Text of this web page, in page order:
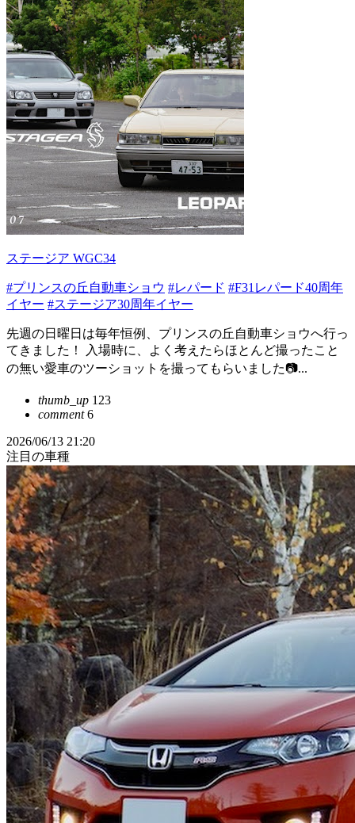
ステージア WGC34
#プリンスの丘自動車ショウ #レパード #F31レパード40周年
イヤー #ステージア30周年イヤー
先週の日曜日は毎年恒例、プリンスの丘自動車ショウへ行っ
てきました！ 入場時に、よく考えたらほとんど撮ったこと
の無い愛車のツーショットを撮ってもらいました📷...
thumb_up 123
comment6
2026/06/13 21:20
注目の車種